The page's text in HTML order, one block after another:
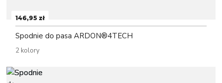
146,95 zł
Spodnie do pasa ARDON®4TECH
2 kolory